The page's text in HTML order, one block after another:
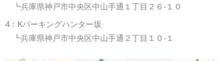
┗兵庫県神戸市中央区中山手通１丁目２６−１０
4：Kパーキングハンター坂
┗兵庫県神戸市中央区中山手通２丁目１０−１